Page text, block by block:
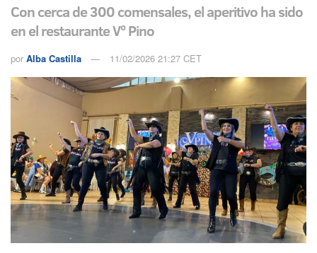
Con cerca de 300 comensales, el aperitivo ha sido
en el restaurante Vº Pino
por Alba Castilla 11/02/2026 21:27 CET